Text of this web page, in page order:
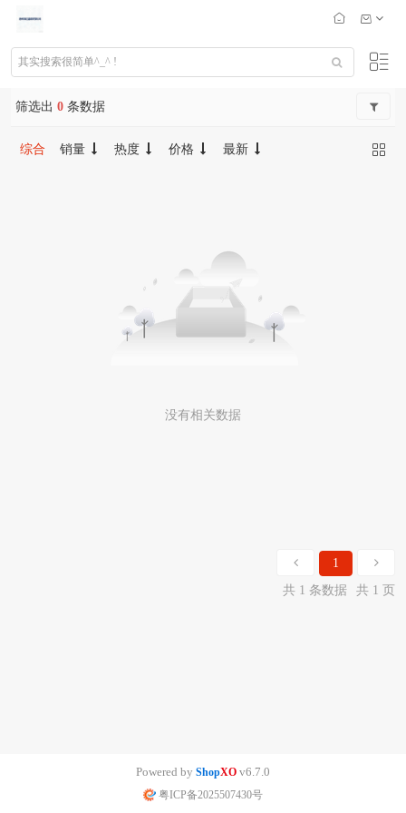
筛选出 0 条数据
综合 销量 热度 价格 最新
没有相关数据
1
共 1 条数据
共 1 页
Powered by ShopXO v6.7.0
粤ICP备2025507430号